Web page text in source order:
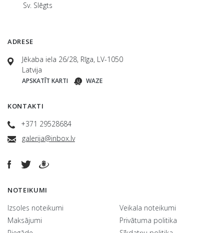
Sv. Slēgts
ADRESE
Jēkaba iela 26/28, Rīga, LV-1050
Latvija
APSKATĪT KARTI WAZE
KONTAKTI
+371 29528684
galerija@inbox.lv
NOTEIKUMI
Izsoles noteikumi
Maksājumi
Veikala noteikumi
Privātuma politika